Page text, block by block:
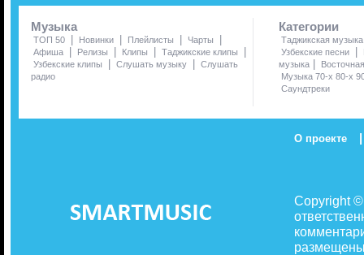
Музыка
ТОП 50 | Новинки | Плейлисты | Чарты |
Афиша | Релизы | Клипы | Таджикские клипы |
Узбекские клипы | Слушать музыку | Слушать
радио
Категории
Таджикская музыка
Узбекские песни
|
музыка |
Музыка 70-х 80-х
Саундтреки
О проекте |
Copyright
размещены